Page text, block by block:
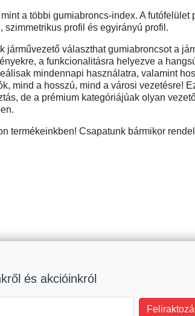
a többi gumiabroncs-index. A
szimmetrikus profil és egyirányú profil.
járművezető választhat gumiabroncsot a
a funkcionalitásra helyezve a
mindennapi használatra, valamint
mind a hosszú, mind a városi vezetésre!
de a prémium kategóriájúak olyan
termékeinkben! Csapatunk bármikor
és akcióinkról